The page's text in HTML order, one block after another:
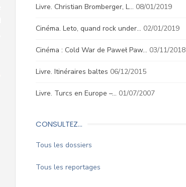
Livre. Christian Bromberger, L… 08/01/2019
Cinéma. Leto, quand rock under… 02/01/2019
Cinéma : Cold War de Paweł Paw… 03/11/2018
Livre. Itinéraires baltes 06/12/2015
Livre. Turcs en Europe –… 01/07/2007
CONSULTEZ…
Tous les dossiers
Tous les reportages